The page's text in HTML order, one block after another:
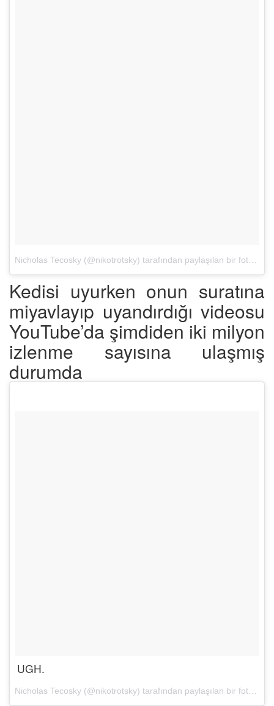
Kedisi uyurken onun suratına
miyavlayıp uyandırdığı videosu
YouTube’da şimdiden iki milyon
izlenme sayısına ulaşmış
durumda
UGH.